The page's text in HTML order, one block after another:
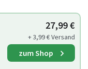
27,99 €
+ 3,99 € Versand
zum Shop